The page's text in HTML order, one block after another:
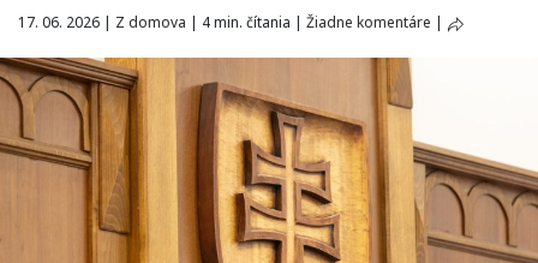
17. 06. 2026 | Z domova | 4 min. čítania | Žiadne komentáre |